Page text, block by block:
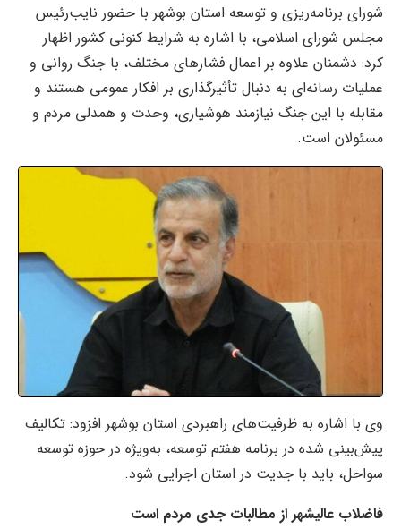
شورای برنامه‌ریزی و توسعه استان بوشهر با حضور نایب‌رئیس
مجلس شورای اسلامی، با اشاره به شرایط کنونی کشور اظهار
کرد: دشمنان علاوه بر اعمال فشارهای مختلف، با جنگ روانی و
عملیات رسانه‌ای به دنبال تأثیرگذاری بر افکار عمومی هستند و
مقابله با این جنگ نیازمند هوشیاری، وحدت و همدلی مردم و
مسئولان است.
وی با اشاره به ظرفیت‌های راهبردی استان بوشهر افزود: تکالیف
پیش‌بینی شده در برنامه هفتم توسعه، به‌ویژه در حوزه توسعه
سواحل، باید با جدیت در استان اجرایی شود.
فاضلاب عالیشهر از مطالبات جدی مردم است